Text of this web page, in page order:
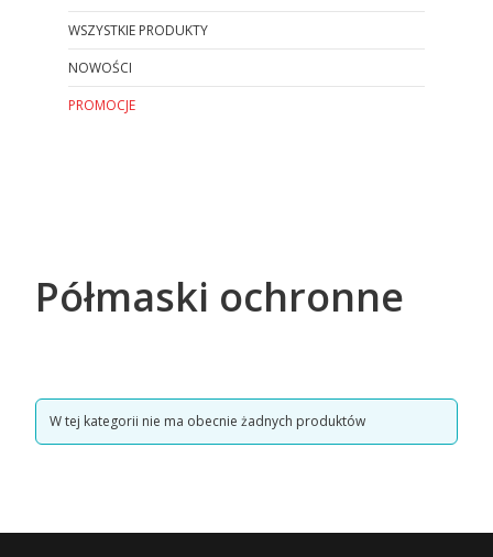
WSZYSTKIE PRODUKTY
NOWOŚCI
PROMOCJE
Półmaski ochronne
Lista produktów
W tej kategorii nie ma obecnie żadnych produktów